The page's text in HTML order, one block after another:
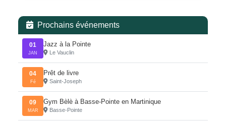
Prochains événements
01
JAN
Jazz à la Pointe
Le Vauclin
04
Fé
Prêt de livre
Saint-Joseph
09
MAR
Gym Bèlè à Basse-Pointe en Martinique
Basse-Pointe